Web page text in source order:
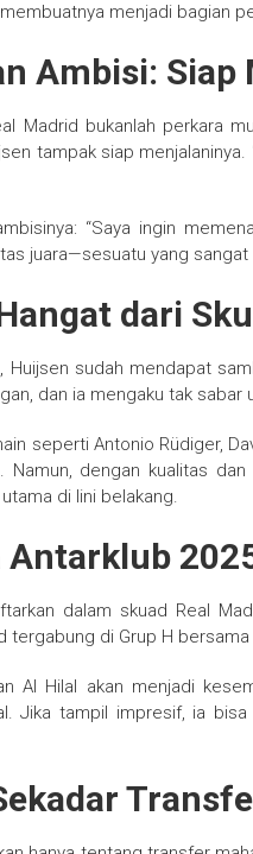
menjadi bagian
Ambisi: Siap
Madrid bukanlah perkara
tampak siap
“Saya ingin
juara—sesuatu yang sangat
dari
Huijsen sudah mendapat
dan ia mengaku tak
seperti Antonio Rüdiger,
Namun, dengan kualitas
di lini belakang.
Antarklub
dalam skuad Real
tergabung di Grup H bersama
Al Hilal akan menjadi
Jika tampil impresif, ia